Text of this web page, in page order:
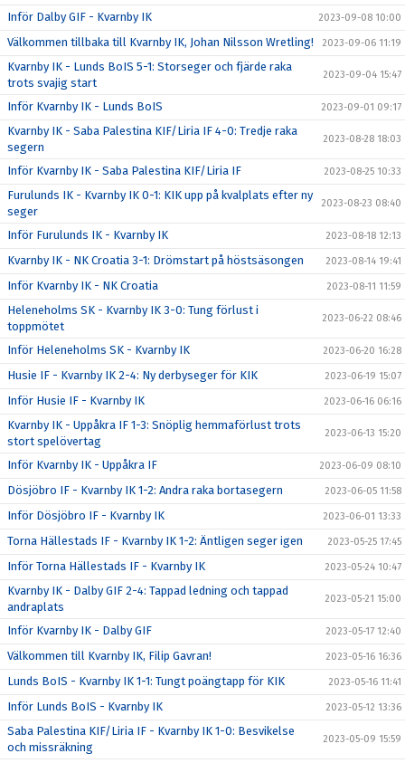
Inför Dalby GIF - Kvarnby IK 2023-09-08 10:00
Välkommen tillbaka till Kvarnby IK, Johan Nilsson Wretling! 2023-09-06 11:19
Kvarnby IK - Lunds BoIS 5-1: Storseger och fjärde raka
trots svajig start
2023-09-04 15:47
Inför Kvarnby IK - Lunds BoIS 2023-09-01 09:17
Kvarnby IK - Saba Palestina KIF/Liria IF 4-0: Tredje raka
segern
2023-08-28 18:03
Inför Kvarnby IK - Saba Palestina KIF/Liria IF 2023-08-25 10:33
Furulunds IK - Kvarnby IK 0-1: KIK upp på kvalplats efter ny
seger
2023-08-23 08:40
Inför Furulunds IK - Kvarnby IK 2023-08-18 12:13
Kvarnby IK - NK Croatia 3-1: Drömstart på höstsäsongen 2023-08-14 19:41
Inför Kvarnby IK - NK Croatia 2023-08-11 11:59
Heleneholms SK - Kvarnby IK 3-0: Tung förlust i
toppmötet
2023-06-22 08:46
Inför Heleneholms SK - Kvarnby IK 2023-06-20 16:28
Husie IF - Kvarnby IK 2-4: Ny derbyseger för KIK 2023-06-19 15:07
Inför Husie IF - Kvarnby IK 2023-06-16 06:16
Kvarnby IK - Uppåkra IF 1-3: Snöplig hemmaförlust trots
stort spelövertag
2023-06-13 15:20
Inför Kvarnby IK - Uppåkra IF 2023-06-09 08:10
Dösjöbro IF - Kvarnby IK 1-2: Andra raka bortasegern 2023-06-05 11:58
Inför Dösjöbro IF - Kvarnby IK 2023-06-01 13:33
Torna Hällestads IF - Kvarnby IK 1-2: Äntligen seger igen 2023-05-25 17:45
Inför Torna Hällestads IF - Kvarnby IK 2023-05-24 10:47
Kvarnby IK - Dalby GIF 2-4: Tappad ledning och tappad
andraplats
2023-05-21 15:00
Inför Kvarnby IK - Dalby GIF 2023-05-17 12:40
Välkommen till Kvarnby IK, Filip Gavran! 2023-05-16 16:36
Lunds BoIS - Kvarnby IK 1-1: Tungt poängtapp för KIK 2023-05-16 11:41
Inför Lunds BoIS - Kvarnby IK 2023-05-12 13:36
Saba Palestina KIF/Liria IF - Kvarnby IK 1-0: Besvikelse
och missräkning
2023-05-09 15:59